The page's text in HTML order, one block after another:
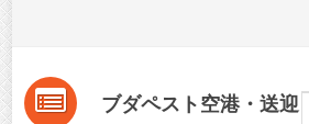
ブダペスト空港・送迎